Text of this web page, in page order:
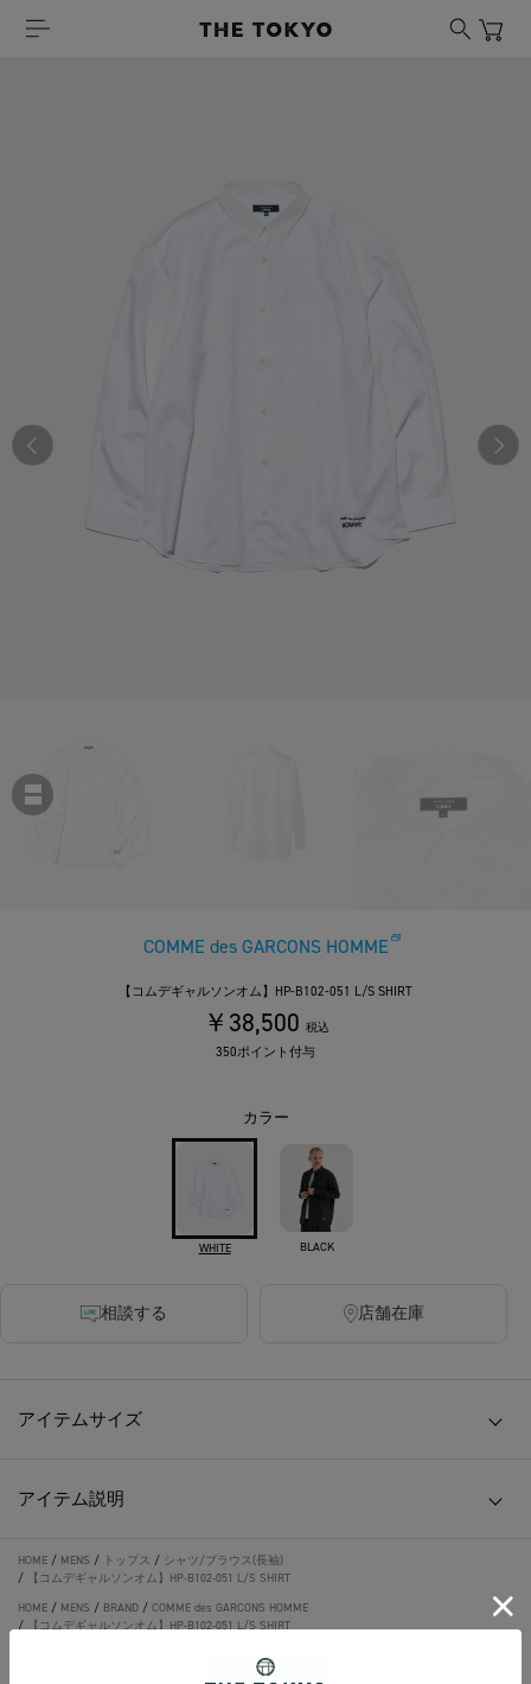
COMME des GARCONS HOMME
【コムデギャルソンオム】HP-B102-051 L/S SHIRT
￥38,500 税込
350ポイント付与
カラー
WHITE BLACK
相談する 店舗在庫
アイテムサイズ
アイテム説明
HOME / MENS / トップス / シャツ/ブラウス(長袖)
/
【コムデギャルソンオム】HP-B102-051 L/S SHIRT
HOME / MENS / BRAND / COMME des GARCONS HOMME
/
【コムデギャルソンオム】HP-B102-051 L/S SHIRT